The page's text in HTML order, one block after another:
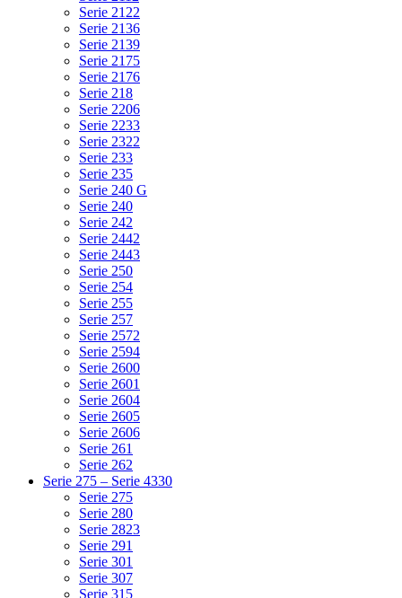
Serie 2122
Serie 2136
Serie 2139
Serie 2175
Serie 2176
Serie 218
Serie 2206
Serie 2233
Serie 2322
Serie 233
Serie 235
Serie 240 G
Serie 240
Serie 242
Serie 2442
Serie 2443
Serie 250
Serie 254
Serie 255
Serie 257
Serie 2572
Serie 2594
Serie 2600
Serie 2601
Serie 2604
Serie 2605
Serie 2606
Serie 261
Serie 262
Serie 275 – Serie 4330
Serie 275
Serie 280
Serie 2823
Serie 291
Serie 301
Serie 307
Serie 315